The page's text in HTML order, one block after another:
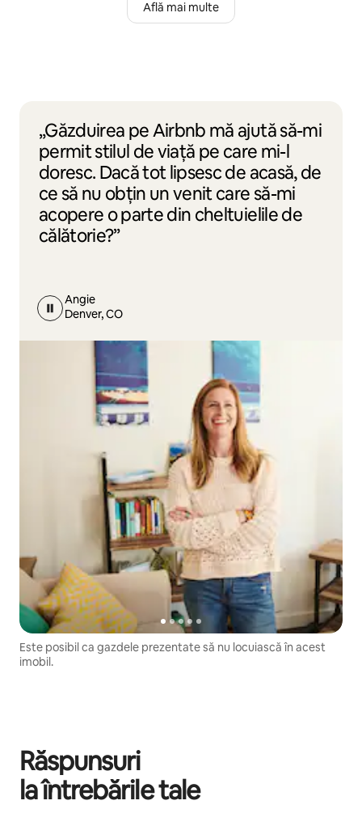
Află mai multe
„Găzduirea pe Airbnb mă ajută să-mi
permit stilul de viață pe care mi-l
doresc. Dacă tot lipsesc de acasă, de
ce să nu obțin un venit care să-mi
acopere o parte din cheltuielile de
călătorie?”
Angie
Denver, CO
Este posibil ca gazdele prezentate să nu locuiască în acest
imobil.
Răspunsuri
la întrebările tale